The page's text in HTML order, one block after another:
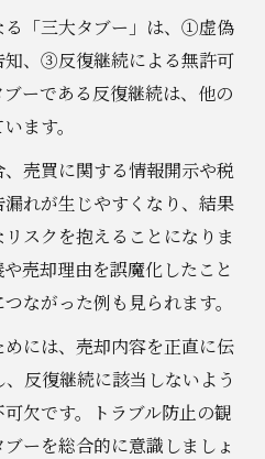
「三大タブー」は、①虚偽
、③反復継続による無許可
ーである反復継続は、他の
ます。
売買に関する情報開示や税
れが生じやすくなり、結果
スクを抱えることになりま
売却理由を誤魔化したこと
ながった例も見られます。
には、売却内容を正直に伝
反復継続に該当しないよう
欠です。トラブル防止の観
ーを総合的に意識しましょ